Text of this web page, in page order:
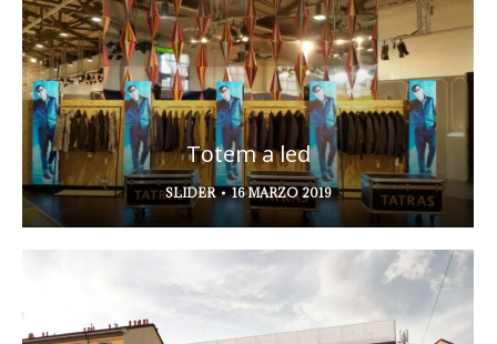
Totem a led
SLIDER 16 MARZO 2019